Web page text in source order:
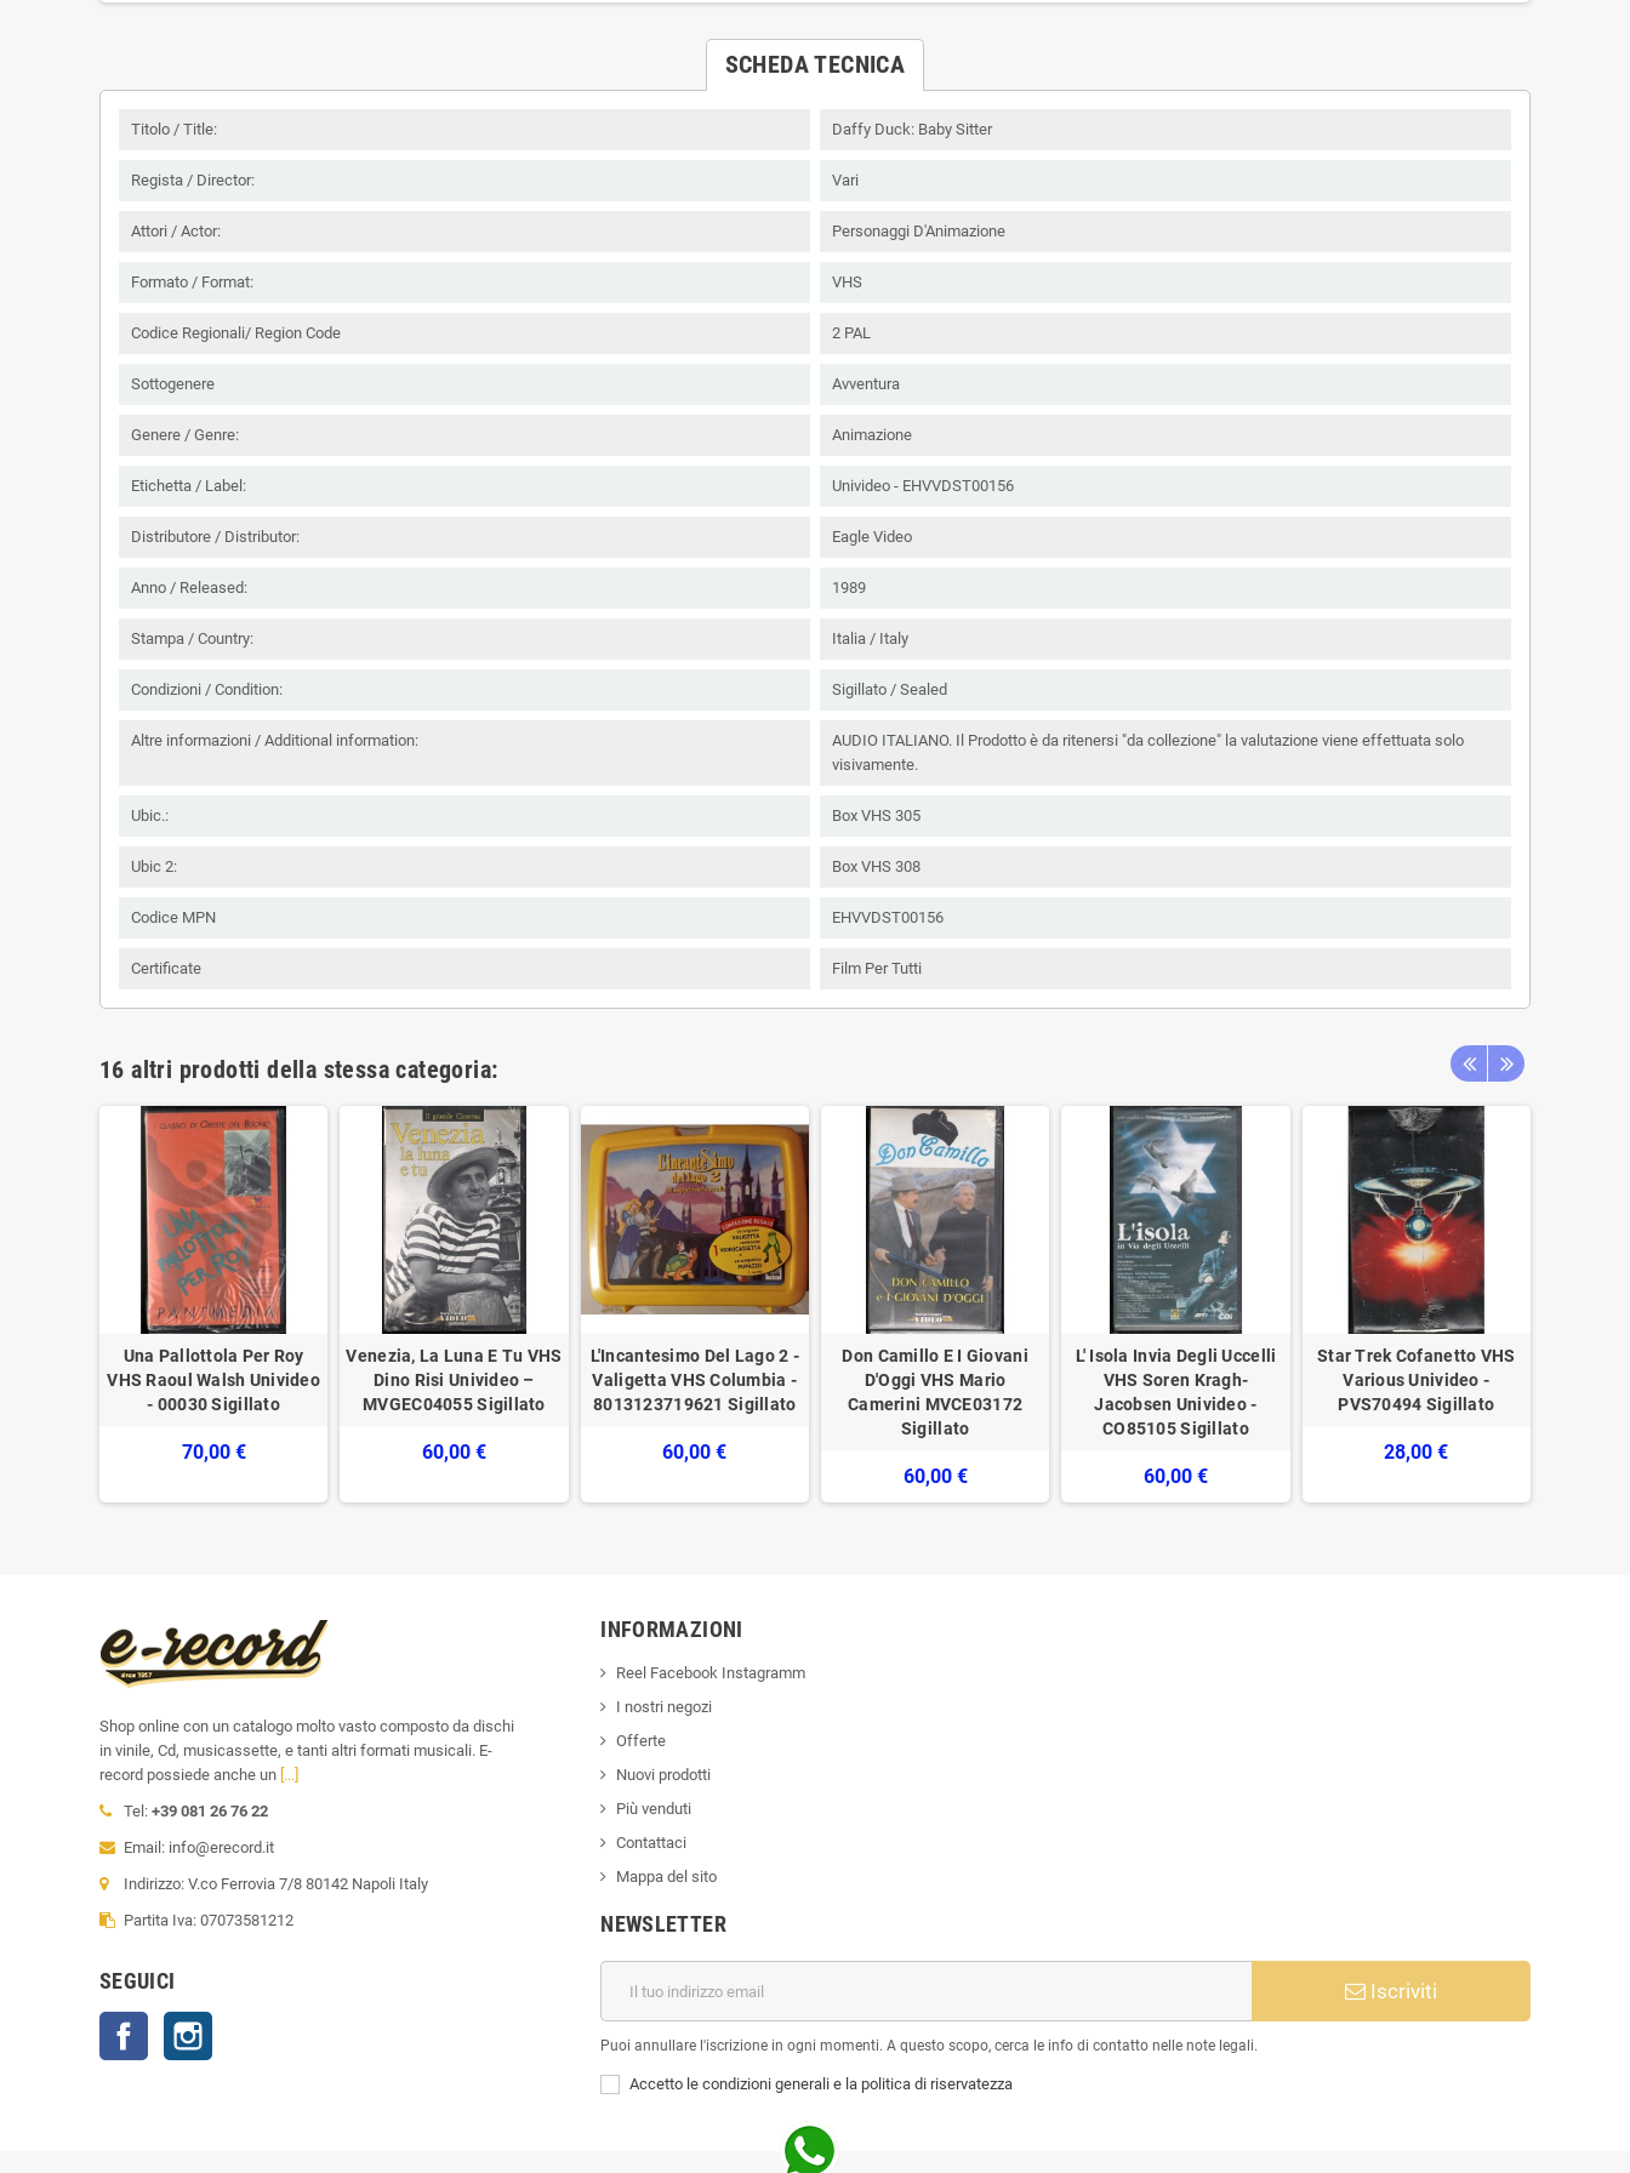
SCHEDA TECNICA
Titolo / Title: Daffy Duck: Baby Sitter
Regista / Director: Vari
Attori / Actor: Personaggi D'Animazione
Formato / Format: VHS
Codice Regionali/ Region Code 2 PAL
Sottogenere Avventura
Genere / Genre: Animazione
Etichetta / Label: Univideo - EHVVDST00156
Distributore / Distributor: Eagle Video
Anno / Released: 1989
Stampa / Country: Italia / Italy
Condizioni / Condition: Sigillato / Sealed
Altre informazioni / Additional information:
AUDIO ITALIANO. Il Prodotto è da ritenersi "da collezione" la valutazione viene effettuata solo
visivamente.
Ubic.: Box VHS 305
Ubic 2: Box VHS 308
Codice MPN EHVVDST00156
Certificate Film Per Tutti
16 altri prodotti della stessa categoria:
Una Pallottola Per Roy
VHS Raoul Walsh Univideo
- 00030 Sigillato
70,00 €
Venezia, La Luna E Tu VHS
Dino Risi Univideo –
MVGEC04055 Sigillato
60,00 €
L'Incantesimo Del Lago 2 -
Valigetta VHS Columbia -
8013123719621 Sigillato
60,00 €
Don Camillo E I Giovani
D'Oggi VHS Mario
Camerini MVCE03172
Sigillato
60,00 €
L' Isola Invia Degli Uccelli
VHS Soren Kragh-
Jacobsen Univideo -
CO85105 Sigillato
60,00 €
Star Trek Cofanetto VHS
Various Univideo -
PVS70494 Sigillato
28,00 €
Shop online con un catalogo molto vasto composto da dischi
in vinile, Cd, musicassette, e tanti altri formati musicali. E-
record possiede anche un [...]
Tel: +39 081 26 76 22
Email: info@erecord.it
Indirizzo: V.co Ferrovia 7/8 80142 Napoli Italy
Partita Iva: 07073581212
SEGUICI
Facebook
INFORMAZIONI
Reel Facebook Instagramm
I nostri negozi
Offerte
Nuovi prodotti
Più venduti
Contattaci
Mappa del sito
NEWSLETTER
Iscriviti
Puoi annullare l'iscrizione in ogni momenti. A questo scopo, cerca le info di contatto nelle note legali.
Accetto le condizioni generali e la politica di riservatezza